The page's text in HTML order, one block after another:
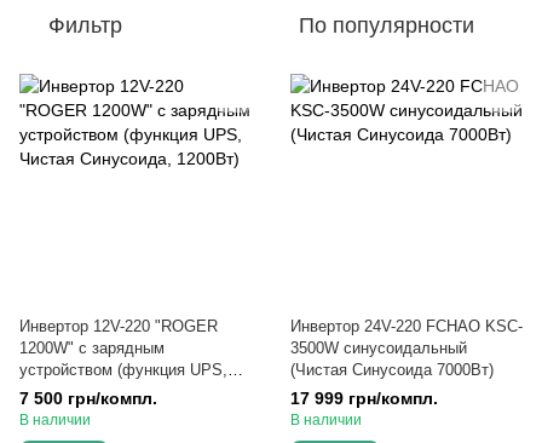
Фильтр По популярности
Инвертор 12V-220 "ROGER
1200W" с зарядным
устройством (функция UPS,
Чистая Синусоида, 1200Вт)
7 500 грн/компл.
В наличии
Инвертор 24V-220 FCHAO KSC-
3500W синусоидальный
(Чистая Синусоида 7000Вт)
17 999 грн/компл.
В наличии